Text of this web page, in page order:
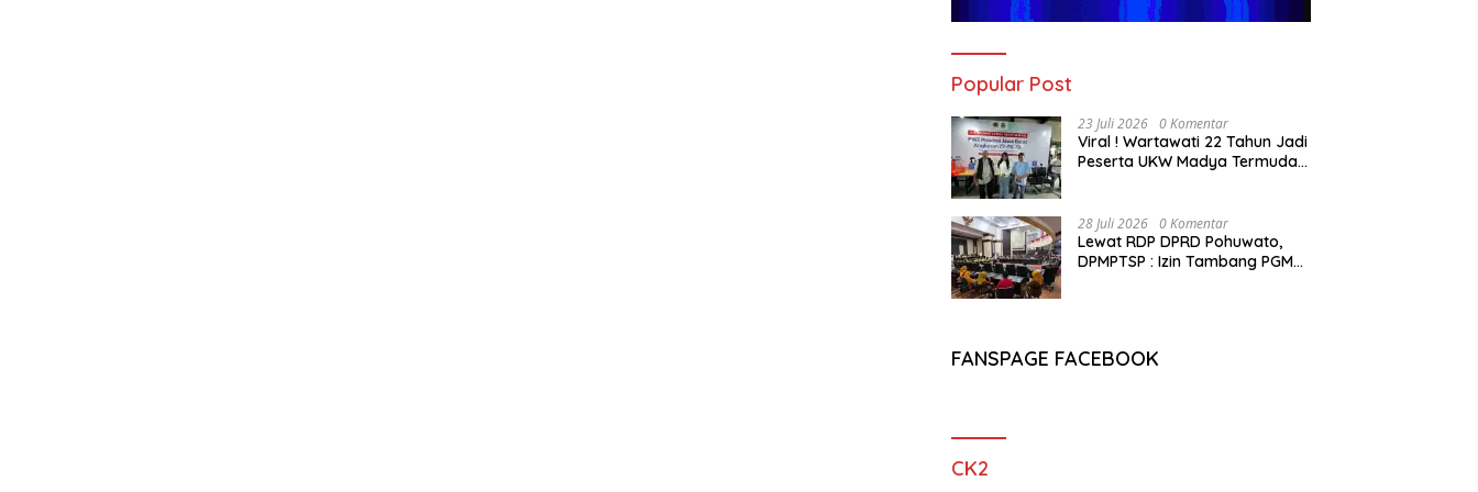
Popular Post
23 Juli 2026 0 Komentar
Viral ! Wartawati 22 Tahun Jadi
Peserta UKW Madya Termuda
28 Juli 2026 0 Komentar
Lewat RDP DPRD Pohuwato,
DPMPTSP : Izin Tambang PGM
FANSPAGE FACEBOOK
CK2